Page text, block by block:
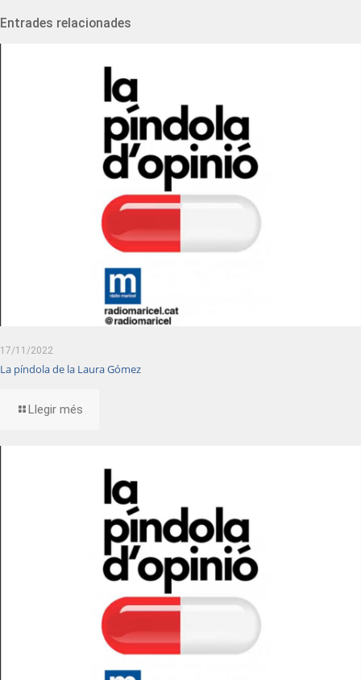
Entrades relacionades
17/11/2022
La píndola de la Laura Gómez
Llegir més